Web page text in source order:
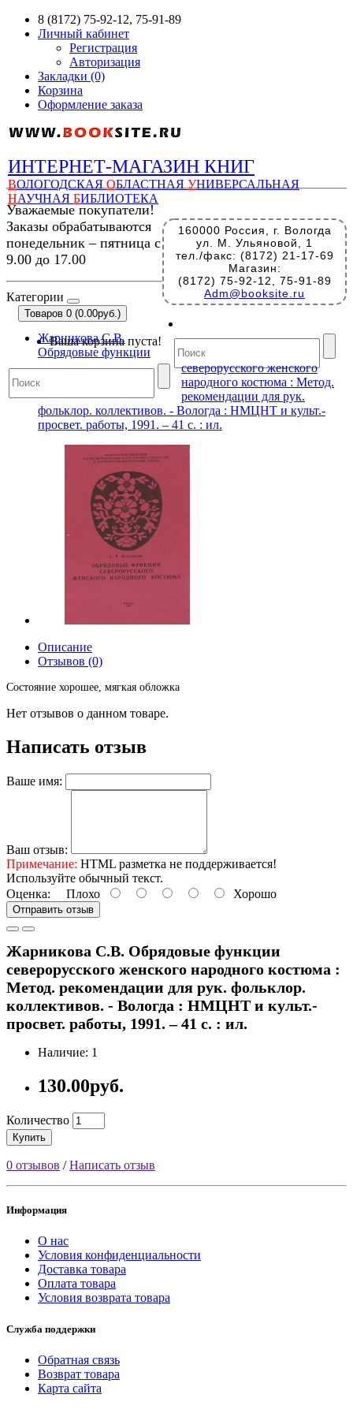
8 (8172) 75-92-12, 75-91-89
Личный кабинет
Регистрация
Авторизация
Закладки (0)
Корзина
Оформление заказа
ИНТЕРНЕТ-МАГАЗИН КНИГ
ВОЛОГОДСКАЯ ОБЛАСТНАЯ УНИВЕРСАЛЬНАЯ
НАУЧНАЯ БИБЛИОТЕКА
160000 Россия, г. Вологда
ул. М. Ульяновой, 1
тел./факс: (8172) 21-17-69
Магазин:
(8172) 75-92-12, 75-91-89
Adm@booksite.ru
Уважаемые покупатели!
Заказы обрабатываются
понедельник – пятница с
9.00 до 17.00
Категории
Товаров 0 (0.00руб.)
Ваша корзина пуста!
Жарникова С.В.
Обрядовые функции
северорусского женского
народного костюма : Метод.
рекомендации для рук.
фольклор. коллективов. - Вологда : НМЦНТ и культ.-
просвет. работы, 1991. – 41 с. : ил.
Описание
Отзывов (0)
Состояние хорошее, мягкая обложка
Нет отзывов о данном товаре.
Написать отзыв
Ваше имя:
Ваш отзыв:
Примечание: HTML разметка не поддерживается!
Используйте обычный текст.
Оценка: Плохо Хорошо
Отправить отзыв
Жарникова С.В. Обрядовые функции
северорусского женского народного костюма :
Метод. рекомендации для рук. фольклор.
коллективов. - Вологда : НМЦНТ и культ.-
просвет. работы, 1991. – 41 с. : ил.
Наличие: 1
130.00руб.
Количество
Купить
0 отзывов /Написать отзыв
Информация
О нас
Условия конфиденциальности
Доставка товара
Оплата товара
Условия возврата товара
Служба поддержки
Обратная связь
Возврат товара
Карта сайта